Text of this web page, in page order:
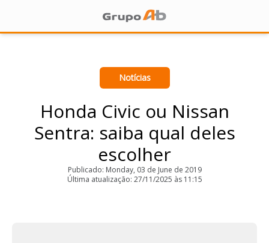
Notícias
Honda Civic ou Nissan
Sentra: saiba qual deles
escolher
Publicado: Monday, 03 de June de 2019
Última atualização: 27/11/2025 às 11:15